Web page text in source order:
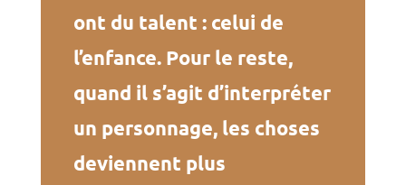
ont du talent : celui de
l’enfance. Pour le reste,
quand il s’agit d’interpréter
un personnage, les choses
deviennent plus